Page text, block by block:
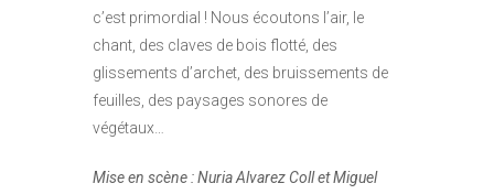
c’est primordial ! Nous écoutons l’air, le
chant, des claves de bois flotté, des
glissements d’archet, des bruissements de
feuilles, des paysages sonores de
végétaux…
Mise en scène : Nuria Alvarez Coll et Miguel